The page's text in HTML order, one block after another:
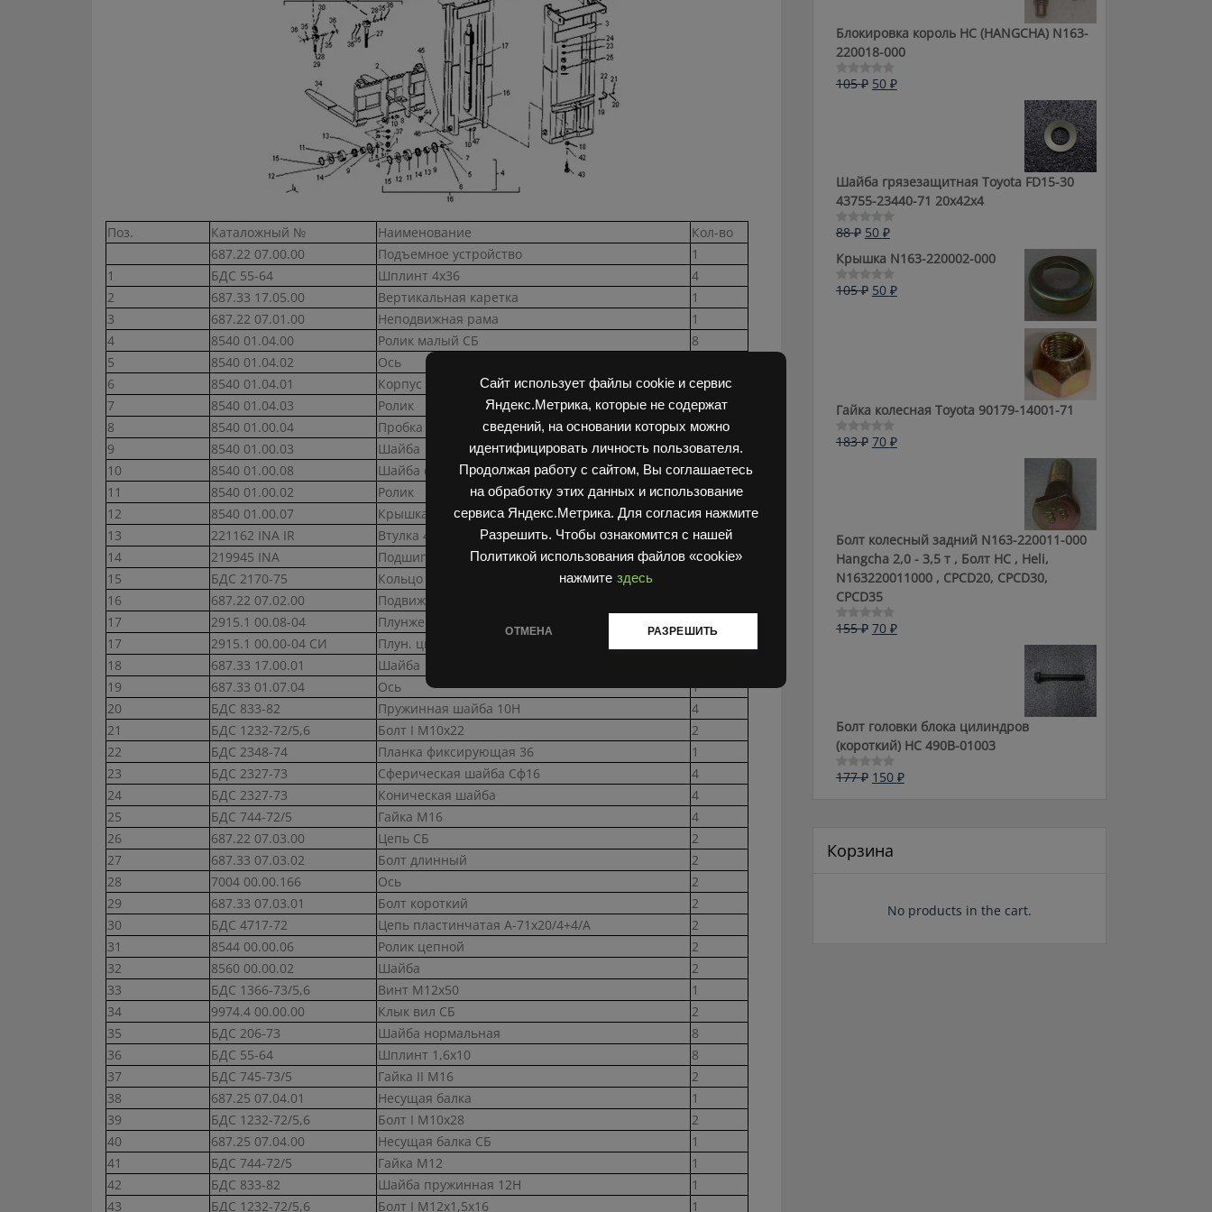
Сайт использует файлы cookie и сервис
Яндекс.Метрика, которые не содержат
сведений, на основании которых можно
идентифицировать личность пользователя.
Продолжая работу с сайтом, Вы соглашаетесь
на обработку этих данных и использование
сервиса Яндекс.Метрика. Для согласия нажмите
Разрешить. Чтобы ознакомится с нашей
Политикой использования файлов «cookie»
нажмите здесь
ОТМЕНА РАЗРЕШИТЬ
Поз. Каталожный № Наименование
Кол-во
687.22 07.00.00
Подъемное устройство
1
1
БДС 55-64 Шплинт 4х36
4
2
687.33 17.05.00 Вертикальная каретка
1
3
687.22 07.01.00 Неподвижная рама
1
4
8540 01.04.00 Ролик малый СБ
8
5
8540 01.04.02 Ось
6
8540 01.04.01 Корпус
8
7
8540 01.04.03 Ролик
8
8
8540 01.00.04 Пробка
6
9
8540 01.00.03 Шайба
10
10
8540 01.00.08 Шайба стопорная
8
11
8540 01.00.02 Ролик
8
12
8540 01.00.07 Крышка
8
13
221162 INA IR Втулка 45х55х22
8
14
219945 INA Подшипник игольчатый 55х63х20
8
15
БДС 2170-75 Кольцо В45
16
687.22 07.02.00 Подвижная рама
17
2915.1 00.08-04 Плунжерный цилиндр ЦПС5 (50х1260)
17
2915.1 00.00-04 СИ Плун. цилиндр ЦПС5 (50х1260) спец.испол.
18
687.33 17.00.01 Шайба
19
687.33 01.07.04 Ось
1
20
БДС 833-82 Пружинная шайба 10Н
4
21
БДС 1232-72/5,6 Болт I М10х22
2
22
БДС 2348-74 Планка фиксирующая 36
1
23
БДС 2327-73 Сферическая шайба Сф16
4
24
БДС 2327-73 Коническая шайба
4
25
БДС 744-72/5 Гайка М16
4
26
687.22 07.03.00 Цепь СБ
2
27
687.33 07.03.02 Болт длинный
2
28
7004 00.00.166 Ось
2
29
687.33 07.03.01 Болт короткий
2
30
БДС 4717-72 Цепь пластинчатая А-71х20/4+4/А
2
31
8544 00.00.06 Ролик цепной
2
32
8560 00.00.02 Шайба
2
33
БДС 1366-73/5,6 Винт М12х50
1
34
9974.4 00.00.00 Клык вил СБ
2
35
БДС 206-73 Шайба нормальная
8
36
БДС 55-64 Шплинт 1,6х10
8
37
БДС 745-73/5 Гайка II М16
2
38
687.25 07.04.01 Несущая балка
1
39
БДС 1232-72/5,6 Болт I М10х28
2
40
687.25 07.04.00 Несущая балка СБ
1
41
БДС 744-72/5 Гайка М12
1
42
БДС 833-82 Шайба пружинная 12Н
1
43
БДС 1232-72/5,6 Болт I М12х1,5х16 1
Блокировка король HC (HANGCHA) N163-
220018-000
Оценка
105₽ Первоначальная
50 ₽Текущая
Шайба грязезащитная Toyota FD15-30
43755-23440-71 20x42x4
Оценка
из
88₽ Первоначальная
цена
составляла
88 ₽.
50 ₽Текущая
цена:
50 ₽.
Крышка N163-220002-000
Оценка
105₽ Первоначальная
50 ₽Текущая
Гайка колесная Toyota 90179-14001-71
Оценка
183₽ Первоначальная
70 ₽Текущая
Болт колесный задний N163-220011-000
Hangcha 2,0 - 3,5 т , Болт HC , Heli,
N163220011000 , CPCD20, CPCD30,
CPCD35
Оценка
155₽ Первоначальная
70 ₽Текущая
Болт головки блока цилиндров
(короткий) НС 490B-01003
Оценка
177₽ Первоначальная
150 ₽Текущая
Корзина
No products in the cart.